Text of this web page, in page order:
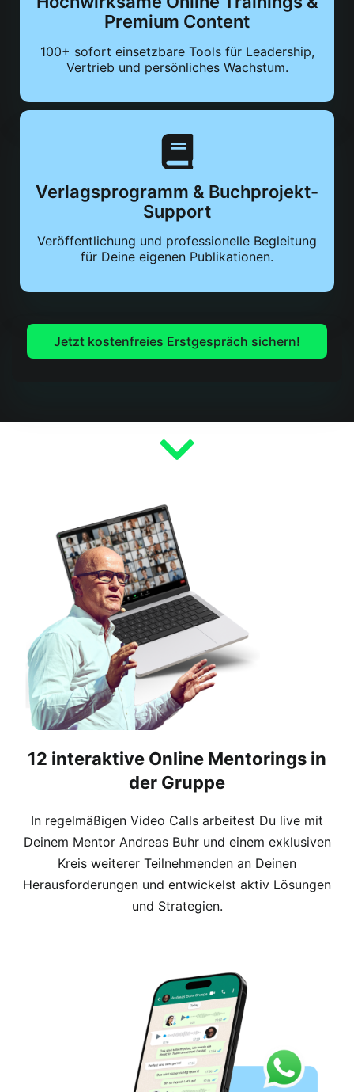
Premium Content
100+ sofort einsetzbare Tools für Leadership,
Vertrieb und persönliches Wachstum.
Verlagsprogramm & Buchprojekt-
Support
Veröffentlichung und professionelle Begleitung
für Deine eigenen Publikationen.
Jetzt kostenfreies Erstgespräch sichern!
12 interaktive Online Mentorings in
der Gruppe
In regelmäßigen Video Calls arbeitest Du live mit
Deinem Mentor Andreas Buhr und einem exklusiven
Kreis weiterer Teilnehmenden an Deinen
Herausforderungen und entwickelst aktiv Lösungen
und Strategien.